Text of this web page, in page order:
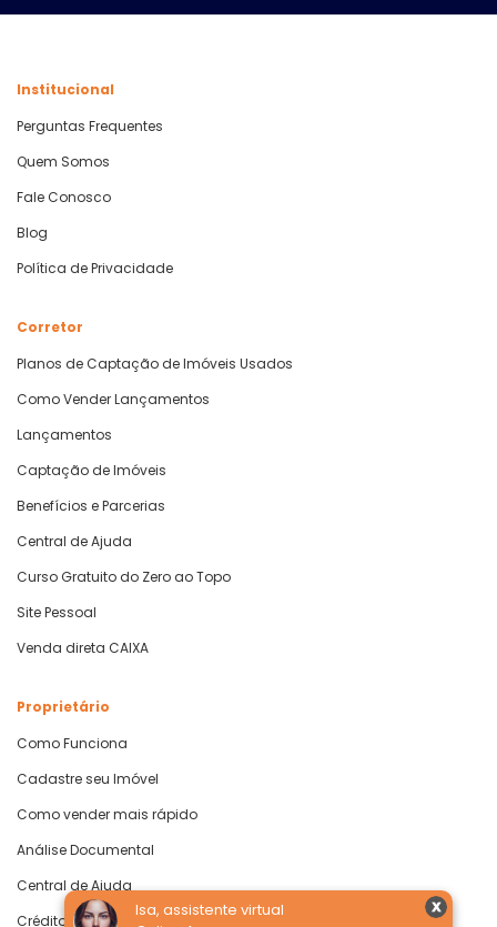
Isa, assistente virtual
Institucional
Perguntas Frequentes
Quem Somos
Fale Conosco
Blog
Política de Privacidade
Corretor
Planos de Captação de Imóveis Usados
Como Vender Lançamentos
Lançamentos
Captação de Imóveis
Benefícios e Parcerias
Central de Ajuda
Curso Gratuito do Zero ao Topo
Site Pessoal
Venda direta CAIXA
Proprietário
Como Funciona
Cadastre seu Imóvel
Como vender mais rápido
Análise Documental
Central de Ajuda
Crédito com Garantia de Imóvel